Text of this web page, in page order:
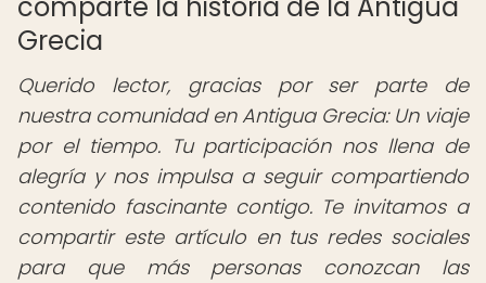
Grecia
Querido lector, gracias por ser parte de
nuestra comunidad en Antigua Grecia: Un viaje
por el tiempo. Tu participación nos llena de
alegría y nos impulsa a seguir compartiendo
contenido fascinante contigo. Te invitamos a
compartir este artículo en tus redes sociales
para que más personas conozcan las